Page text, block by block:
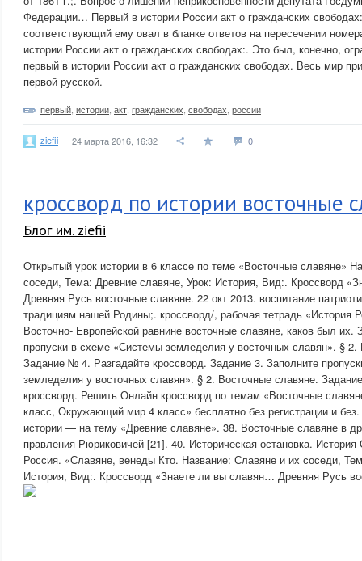
Федерации… Первый в истории России акт о гражданских
соответствующий ему овал в бланке ответов на пересечении
истории России акт о гражданских свободах:. Это был, конечно,
первый в истории России акт о гражданских свободах. Весь мир
первой русской.
первый истории акт гражданских свободах россии
ziefii 24 марта 2016, 16:32 0
кроссворд по истории восточные
Блог им. ziefii
Открытый урок истории в 6 классе по теме «Восточные славяне»
соседи, Тема: Древние славяне, Урок: История, Вид:. Кроссворд
Древняя Русь восточные славяне. 22 окт 2013. воспитание
традициям нашей Родины;. кроссворд/, рабочая тетрадь «История
Восточно- Европейской равнине восточные славяне, каков был их.
пропуски в схеме «Системы земледелия у восточных славян». §
Задание № 4. Разгадайте кроссворд. Задание 3. Заполните
земледелия у восточных славян». § 2. Восточные славяне.
кроссворд. Решить Онлайн кроссворд по темам «Восточные
класс, Окружающий мир 4 класс» бесплатно без регистрации и
истории — на тему «Древние славяне». 38. Восточные славяне в
правления Рюриковичей [21]. 40. Историческая остановка.
Россия. «Славяне, венеды Кто. Название: Славяне и их соседи,
История, Вид:. Кроссворд «Знаете ли вы славян… Древняя Русь